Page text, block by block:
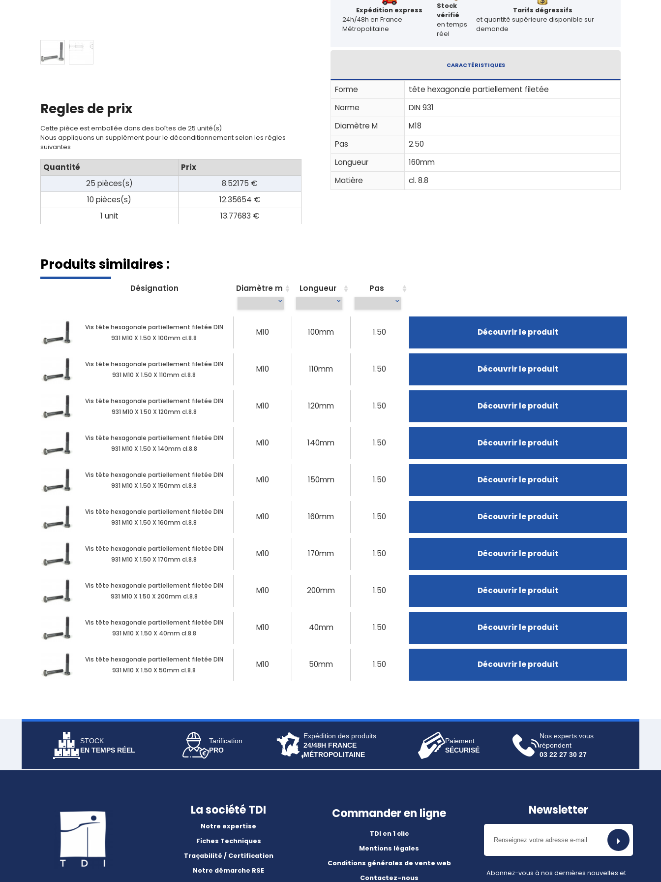
Regles de prix
Cette pièce est emballée dans des boîtes de 25 unité(s)
Nous appliquons un supplément pour le déconditionnement selon les règles
suivantes
Quantité
Prix
25 pièces(s)
8.52175 €
10 pièces(s)
12.35654 €
1 unit
13.77683 €
Expédition express
24h/48h en France
Métropolitaine
Stock
vérifié
en temps
réel
Tarifs dégressifs
et quantité supérieure disponible sur
demande
CARACTÉRISTIQUES
Forme
tête hexagonale partiellement filetée
Norme
DIN 931
Diamètre M
M18
Pas
2.50
Longueur
160mm
Matière
cl. 8.8
Produits similaires :
Désignation Diamètre m Longueur Pas
Vis tête hexagonale partiellement filetée DIN
931 M10 X 1.50 X 100mm cl.8.8
M10 100mm 1.50 Découvrir le produit
Vis tête hexagonale partiellement filetée DIN
931 M10 X 1.50 X 110mm cl.8.8
M10 110mm 1.50 Découvrir le produit
Vis tête hexagonale partiellement filetée DIN
931 M10 X 1.50 X 120mm cl.8.8
M10 120mm 1.50 Découvrir le produit
Vis tête hexagonale partiellement filetée DIN
931 M10 X 1.50 X 140mm cl.8.8
M10 140mm 1.50 Découvrir le produit
Vis tête hexagonale partiellement filetée DIN
931 M10 X 1.50 X 150mm cl.8.8
M10 150mm 1.50 Découvrir le produit
Vis tête hexagonale partiellement filetée DIN
931 M10 X 1.50 X 160mm cl.8.8
M10 160mm 1.50 Découvrir le produit
Vis tête hexagonale partiellement filetée DIN
931 M10 X 1.50 X 170mm cl.8.8
M10 170mm 1.50 Découvrir le produit
Vis tête hexagonale partiellement filetée DIN
931 M10 X 1.50 X 200mm cl.8.8
M10 200mm 1.50 Découvrir le produit
Vis tête hexagonale partiellement filetée DIN
931 M10 X 1.50 X 40mm cl.8.8
M10 40mm 1.50 Découvrir le produit
Vis tête hexagonale partiellement filetée DIN
931 M10 X 1.50 X 50mm cl.8.8
M10 50mm 1.50 Découvrir le produit
STOCK
EN TEMPS RÉEL
Tarification
PRO
Expédition des produits
24/48H FRANCE
MÉTROPOLITAINE
Paiement
SÉCURISÉ
Nos experts vous
répondent
03 22 27 30 27
La société TDI
Notre expertise
Fiches Techniques
Traçabilité / Certification
Notre démarche RSE
Commander en ligne
TDI en 1 clic
Mentions légales
Conditions générales de vente web
Contactez-nous
Newsletter
Abonnez-vous à nos dernières nouvelles et